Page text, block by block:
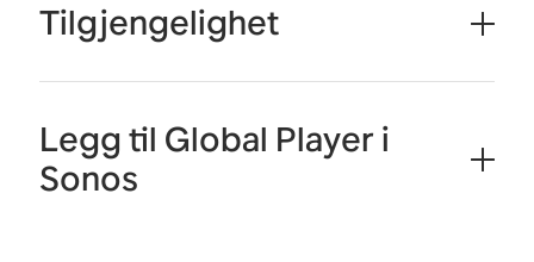
Tilgjengelighet
Legg til Global Player i
Sonos